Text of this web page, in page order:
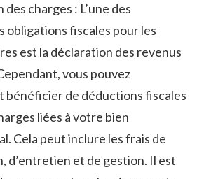
⁢charges : L’une des
​obligations fiscales pour les
​est la déclaration des revenus
‍vous pouvez
bénéficier⁣ de déductions fiscales
‌liées à⁢ votre ⁢bien
Cela peut inclure les‌ frais de
d’entretien‍ et de ⁢gestion. Il est